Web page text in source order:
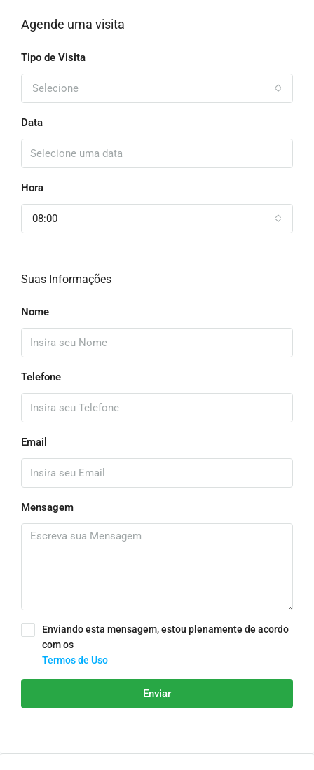
Agende uma visita
Tipo de Visita
Selecione
Data
Hora
08:00
Suas Informações
Nome
Telefone
Email
Mensagem
Enviando esta mensagem, estou plenamente de acordo
com os
Termos de Uso
Enviar